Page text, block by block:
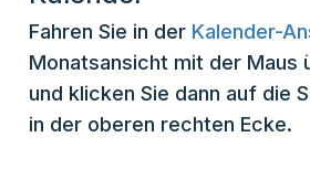
Fahren Sie in der Kalender-
Monatsansicht mit der Maus
und klicken Sie dann auf die
in der oberen rechten Ecke.